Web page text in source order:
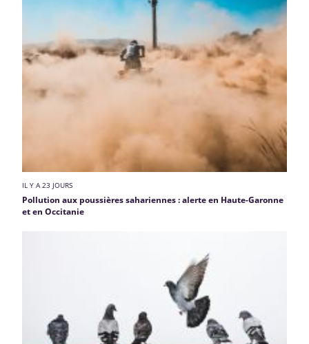
IL Y A 23 JOURS
Pollution aux poussières sahariennes : alerte en Haute-Garonne
et en Occitanie